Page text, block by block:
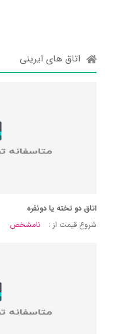
اتاق های ایرینی
اتاق دو تخته یا دونفره
شروع قیمت از :
نامشخص